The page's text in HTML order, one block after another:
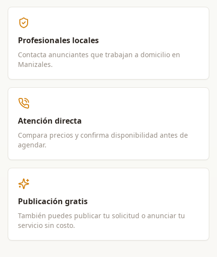
Profesionales locales
Contacta anunciantes que trabajan a domicilio en
Manizales.
Atención directa
Compara precios y confirma disponibilidad antes de
agendar.
Publicación gratis
También puedes publicar tu solicitud o anunciar tu
servicio sin costo.